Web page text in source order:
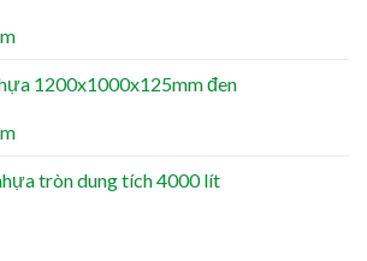
1200x1000x125mm đen
tròn dung tích 4000 lít